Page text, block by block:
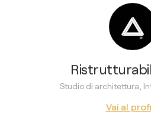
Studio di architettura,
Vai al